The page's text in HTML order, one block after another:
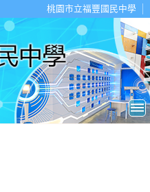
桃園市立福豐國民中學